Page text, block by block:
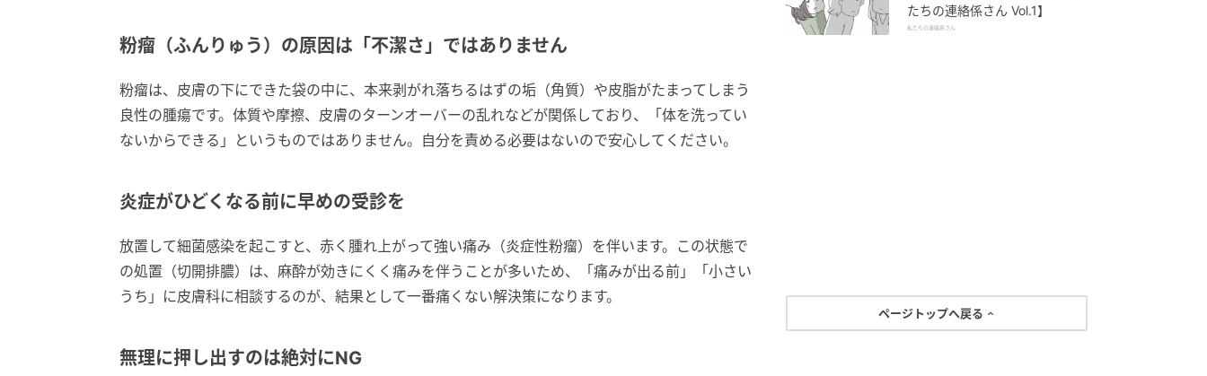
粉瘤（ふんりゅう）の原因は「不潔さ」ではありません
粉瘤は、皮膚の下にできた袋の中に、本来剥がれ落ちるはずの垢（角質）や皮脂がたまってしまう
良性の腫瘍です。体質や摩擦、皮膚のターンオーバーの乱れなどが関係しており、「体を洗ってい
ないからできる」というものではありません。自分を責める必要はないので安心してください。
炎症がひどくなる前に早めの受診を
放置して細菌感染を起こすと、赤く腫れ上がって強い痛み（炎症性粉瘤）を伴います。この状態で
の処置（切開排膿）は、麻酔が効きにくく痛みを伴うことが多いため、「痛みが出る前」「小さい
うち」に皮膚科に相談するのが、結果として一番痛くない解決策になります。
無理に押し出すのは絶対にNG
たちの連絡係さん Vol.1】
私たちの連絡係さん
ページトップへ戻る